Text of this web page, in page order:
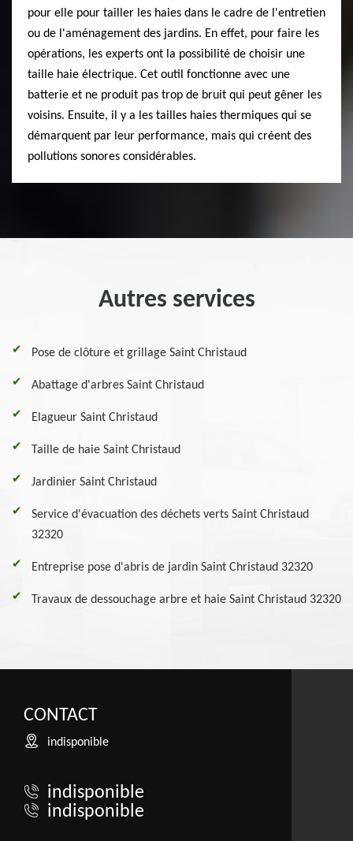
pour elle pour tailler les haies dans le cadre de l'entretien
ou de l'aménagement des jardins. En effet, pour faire les
opérations, les experts ont la possibilité de choisir une
taille haie électrique. Cet outil fonctionne avec une
batterie et ne produit pas trop de bruit qui peut gêner les
voisins. Ensuite, il y a les tailles haies thermiques qui se
démarquent par leur performance, mais qui créent des
pollutions sonores considérables.
Autres services
Pose de clôture et grillage Saint Christaud
Abattage d'arbres Saint Christaud
Elagueur Saint Christaud
Taille de haie Saint Christaud
Jardinier Saint Christaud
Service d'évacuation des déchets verts Saint Christaud
32320
Entreprise pose d'abris de jardin Saint Christaud 32320
Travaux de dessouchage arbre et haie Saint Christaud 32320
CONTACT
indisponible
indisponible
indisponible